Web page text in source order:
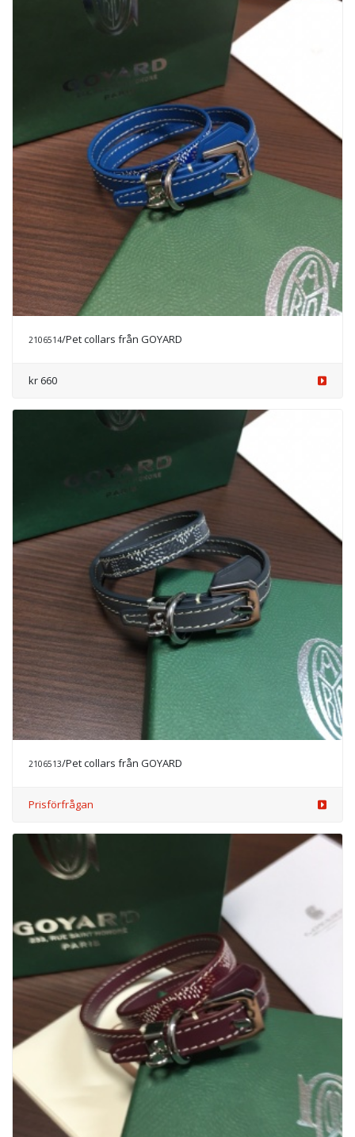
2106514/Pet collars från GOYARD
kr 660
2106513/Pet collars från GOYARD
Prisförfrågan